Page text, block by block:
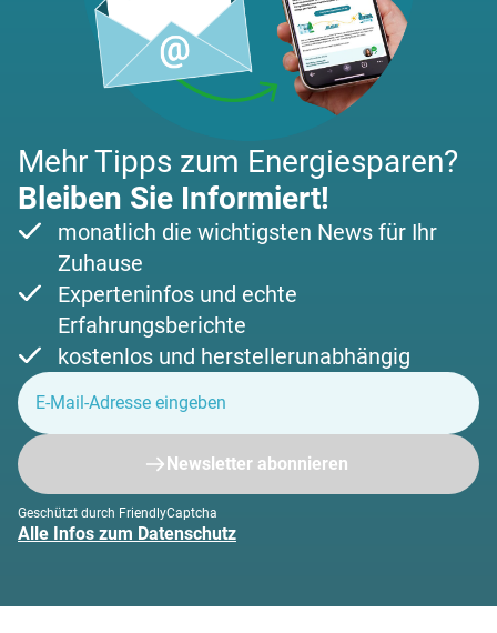
Mehr Tipps zum Energiesparen?
Bleiben Sie Informiert!
monatlich die wichtigsten News für Ihr
Zuhause
Experteninfos und echte
Erfahrungsberichte
kostenlos und herstellerunabhängig
Newsletter abonnieren
Geschützt durch FriendlyCaptcha
Alle Infos zum Datenschutz